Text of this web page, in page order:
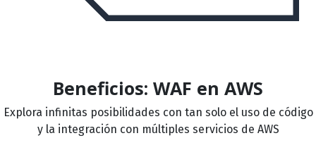
Beneficios: WAF en AWS
Explora infinitas posibilidades con tan solo el uso de código
y la integración con múltiples servicios de AWS